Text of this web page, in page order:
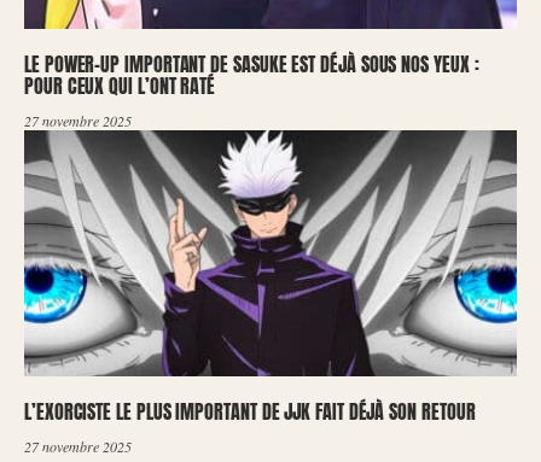
LE POWER-UP IMPORTANT DE SASUKE EST DÉJÀ SOUS NOS YEUX :
POUR CEUX QUI L’ONT RATÉ
27 novembre 2025
L’EXORCISTE LE PLUS IMPORTANT DE JJK FAIT DÉJÀ SON RETOUR
27 novembre 2025